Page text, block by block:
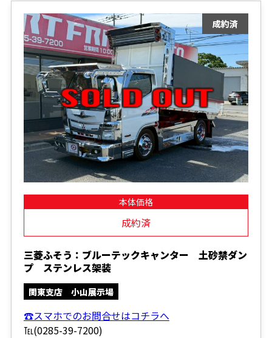
本体価格
成約済
三菱ふそう：ブルーテックキャンター 土砂禁ダン
プ ステンレス架装
関東支店 小山展示場
☎スマホでのお問合せはコチラへ
℡(0285-39-7200)